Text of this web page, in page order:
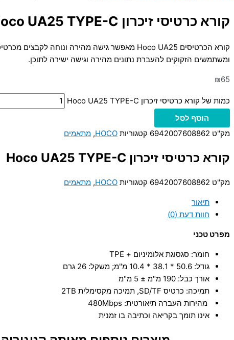
קורא כרטיסי זיכרון Hoco UA25 TYPE-C
ומשתמשים הזקוקים להעברת נתונים מהירה וגישה ישירה לתוכן.
₪65
כמות של קורא כרטיסי זיכרון Hoco UA25 TYPE-C
הוסף לסל
מק"ט 6942007608862 קטגוריות HOCO
, מתאמים
קורא כרטיסי זיכרון Hoco UA25 TYPE-C
מק"ט 6942007608862 קטגוריות HOCO
, מתאמים
תיאור
חוות דעת (0)
מפרט טכני
חומר: סגסוגת אלומיניום + TPE
גודל: 50.6 * 38.1 * 10.4 מ"מ; משקל: 26 גרם
אורך כבל: 190 מ"מ ± 5 מ"מ
תמיכה: כרטיס SD/TF, תמיכה מקסימלית 2TB
מהירות העברה תיאורטית: 480Mbps
אינו תומך בקריאה וכתיבה בו זמנית